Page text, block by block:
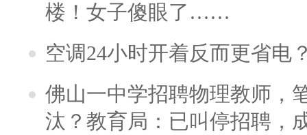
楼！女子傻眼了……
空调24小时开着反而更省电
佛山一中学招聘物理教师，
汰？教育局：已叫停招聘，